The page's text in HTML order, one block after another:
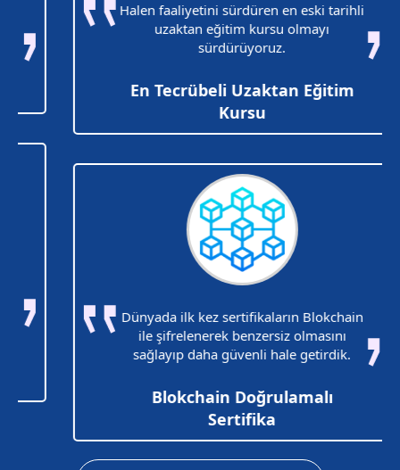
Halen faaliyetini sürdüren en eski tarihli
uzaktan eğitim kursu olmayı
sürdürüyoruz.
En Tecrübeli Uzaktan Eğitim
Kursu
Dünyada ilk kez sertifikaların Blokchain
ile şifrelenerek benzersiz olmasını
sağlayıp daha güvenli hale getirdik.
Blokchain Doğrulamalı
Sertifika